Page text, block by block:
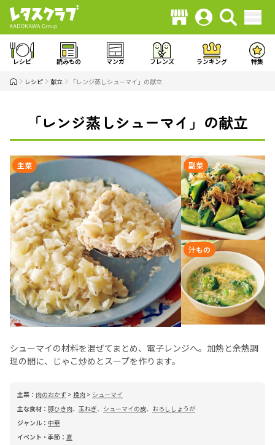
レシピ 読みもの マンガ フレンズ ランキング 特集
レシピ 献立 「レンジ蒸しシューマイ」の献立
「レンジ蒸しシューマイ」の献立
主菜 副菜
汁もの
シューマイの材料を混ぜてまとめ、電子レンジへ。加熱と余熱調
理の間に、じゃこ炒めとスープを作ります。
主菜： 肉のおかず > 挽肉 > シューマイ
主な食材： 豚ひき肉、 玉ねぎ、 シューマイの皮、 おろししょうが
ジャンル： 中華
イベント・季節： 夏